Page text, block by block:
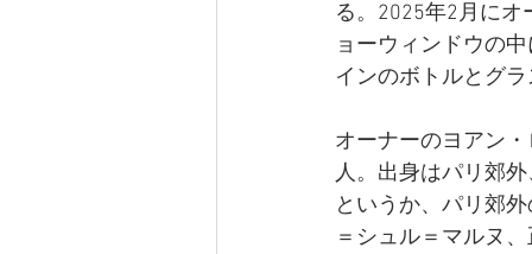
る。2025年2月に
ョーウィンドウの
インのボトルとグ
オーナーのヨアン
人。出身はパリ郊
というか、パリ郊
＝シュル＝マルヌ